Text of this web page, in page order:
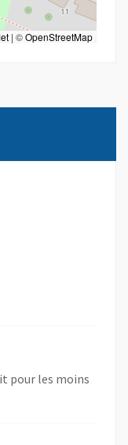
| ©OpenStreetMap
pour les moins